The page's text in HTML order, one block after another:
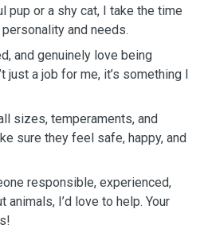
pup or a shy cat, I take the time
and needs.
and genuinely love being
just a job for me, it’s something I
sizes, temperaments, and
sure they feel safe, happy, and
responsible, experienced,
animals, I’d love to help. Your